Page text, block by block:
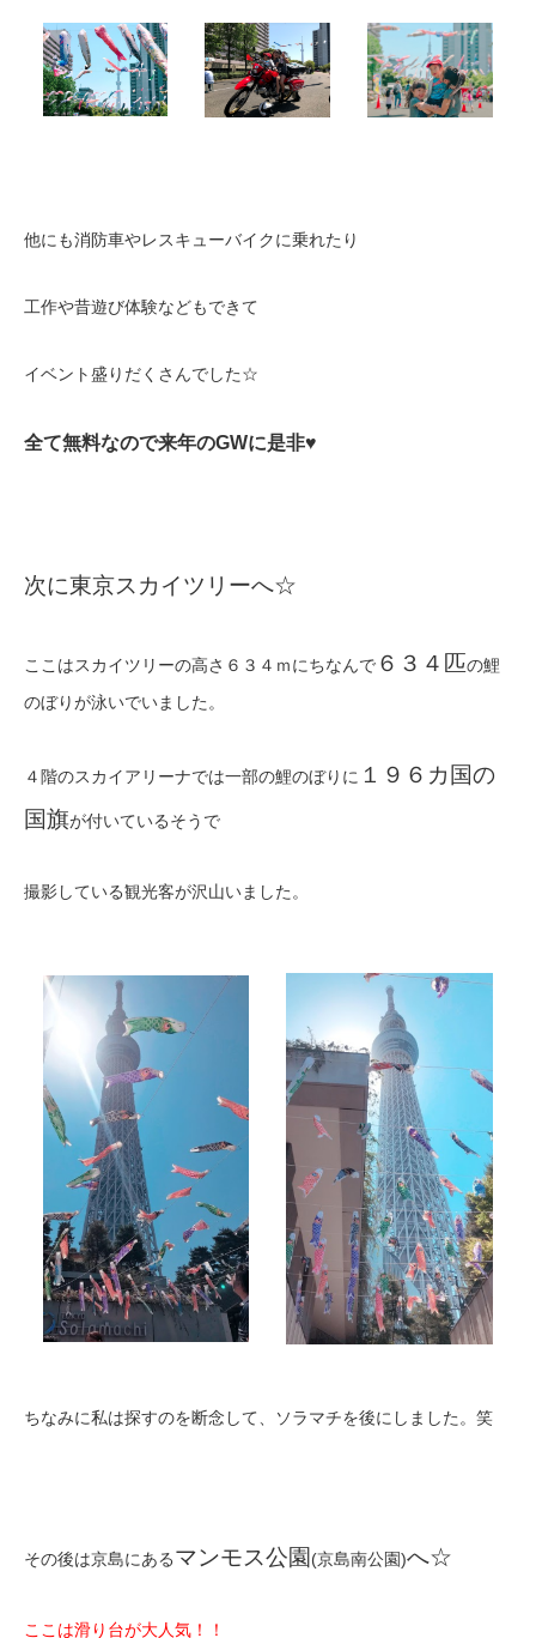
他にも消防車やレスキューバイクに乗れたり
工作や昔遊び体験などもできて
イベント盛りだくさんでした☆
全て無料なので来年のGWに是非♥
次に東京スカイツリーへ☆
ここはスカイツリーの高さ６３４ｍにちなんで ６３４匹の鯉
のぼりが泳いでいました。
４階のスカイアリーナでは一部の鯉のぼりに １９６カ国の
国旗が付いているそうで
撮影している観光客が沢山いました。
ちなみに私は探すのを断念して、ソラマチを後にしました。笑
その後は京島にあるマンモス公園 (京島南公園)へ☆
ここは滑り台が大人気！！